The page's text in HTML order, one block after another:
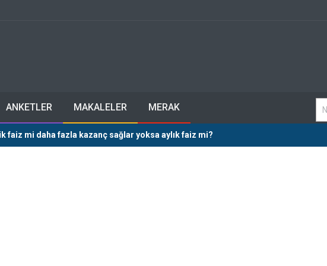
ANKETLER MAKALELER MERAK
faiz mi daha fazla kazanç sağlar yoksa aylık faiz mi?